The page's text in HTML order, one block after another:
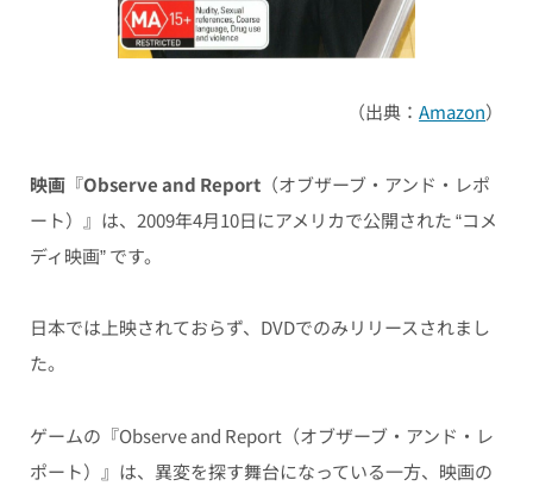
（出典：Amazon）
映画『Observe and Report（オブザーブ・アンド・レポ
ート）』は、2009年4月10日にアメリカで公開された “コメ
ディ映画” です。
日本では上映されておらず、DVDでのみリリースされまし
た。
ゲームの『Observe and Report（オブザーブ・アンド・レ
ポート）』は、異変を探す舞台になっている一方、映画の